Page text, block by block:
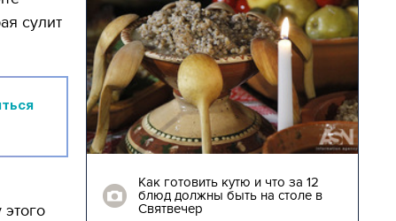
сулит
Как готовить кутю и что за 12
блюд должны быть на столе в
Святвечер